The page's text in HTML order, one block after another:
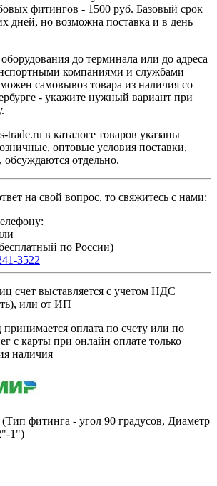
фитингов - 1500 руб. Базовый срок
дней, но возможна поставка и в день
до терминала или до адреса
компаниями и службами
самовывоз товара из наличия со
- укажите нужный вариант при
в каталоге товаров указаны
оптовые условия поставки,
отдельно.
на свой вопрос, то свяжитесь с нами:
по России)
3522
счет выставляется с учетом НДС
или от ИП
оплата по счету или по
с карты при онлайн оплате только
наличия
фитинга - угол 90 градусов, Диаметр
1")